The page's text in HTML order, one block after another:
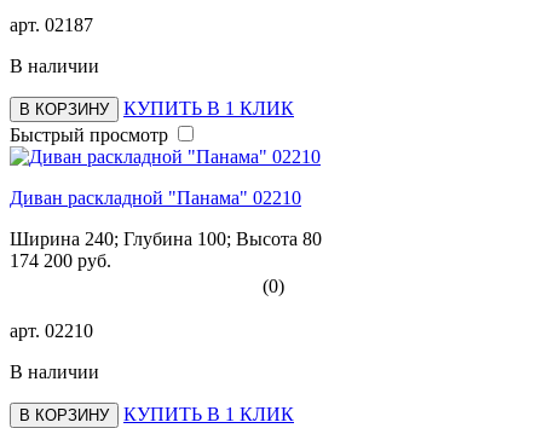
арт. 02187
В наличии
В КОРЗИНУ
КУПИТЬ В 1 КЛИК
Быстрый просмотр
Диван раскладной "Панама" 02210
Ширина 240; Глубина 100; Высота 80
174 200 руб.
(0)
арт. 02210
В наличии
В КОРЗИНУ
КУПИТЬ В 1 КЛИК